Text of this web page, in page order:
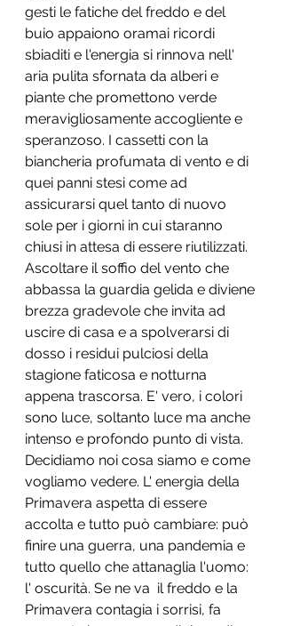
gesti le fatiche del freddo e del
buio appaiono oramai ricordi
sbiaditi e l'energia si rinnova nell'
aria pulita sfornata da alberi e
piante che promettono verde
meravigliosamente accogliente e
speranzoso. I cassetti con la
biancheria profumata di vento e di
quei panni stesi come ad
assicurarsi quel tanto di nuovo
sole per i giorni in cui staranno
chiusi in attesa di essere riutilizzati.
Ascoltare il soffio del vento che
abbassa la guardia gelida e diviene
brezza gradevole che invita ad
uscire di casa e a spolverarsi di
dosso i residui pulciosi della
stagione faticosa e notturna
appena trascorsa. E' vero, i colori
sono luce, soltanto luce ma anche
intenso e profondo punto di vista.
Decidiamo noi cosa siamo e come
vogliamo vedere. L' energia della
Primavera aspetta di essere
accolta e tutto può cambiare: può
finire una guerra, una pandemia e
tutto quello che attanaglia l'uomo:
l' oscurità. Se ne va  il freddo e la
Primavera contagia i sorrisi, fa